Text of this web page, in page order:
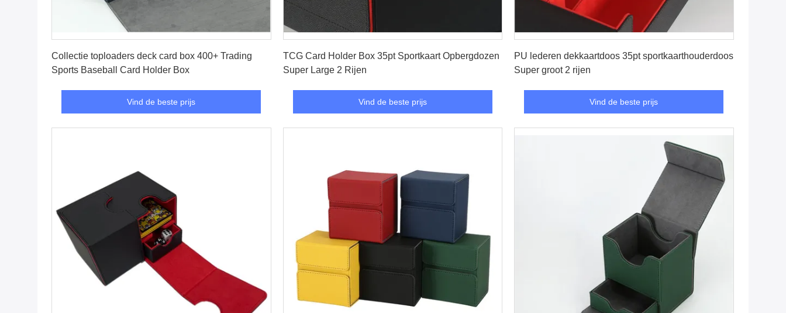
Collectie toploaders deck card box 400+ Trading
Sports Baseball Card Holder Box
Vind de beste prijs
TCG Card Holder Box 35pt Sportkaart Opbergdozen
Super Large 2 Rijen
Vind de beste prijs
PU lederen dekkaartdoos 35pt sportkaarthouderdoos
Super groot 2 rijen
Vind de beste prijs